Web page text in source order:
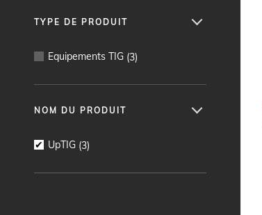
TYPE DE PRODUIT
Equipements TIG (3)
NOM DU PRODUIT
UpTIG (3)